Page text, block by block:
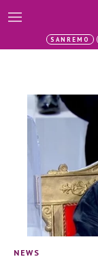
SANREMO
NEWS